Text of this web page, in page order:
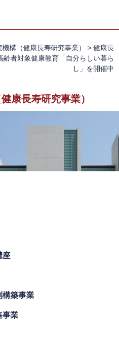
構（健康長寿研究事業） > 健康長
者対象健康教育「自分らしい暮ら
し」を開催中
康長寿研究事業）
座
構築事業
事業